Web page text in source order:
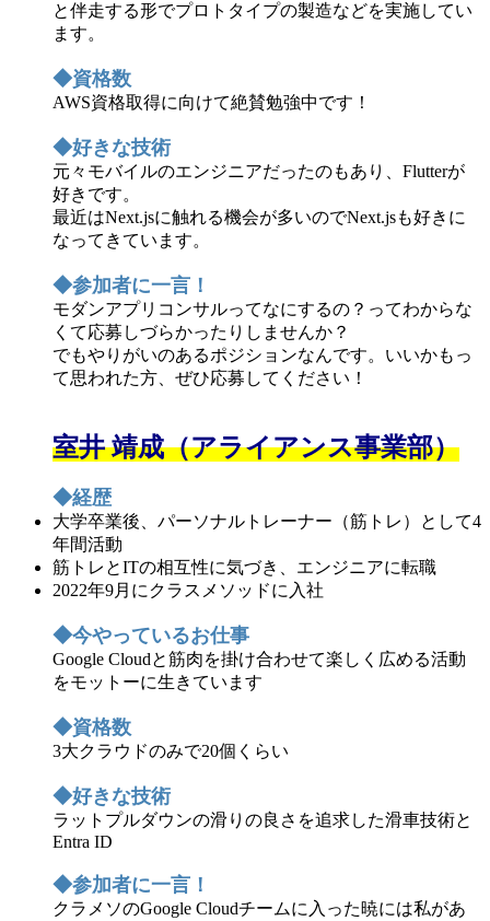
と伴走する形でプロトタイプの製造などを実施してい
ます。
◆資格数
AWS資格取得に向けて絶賛勉強中です！
◆好きな技術
元々モバイルのエンジニアだったのもあり、Flutterが
好きです。
最近はNext.jsに触れる機会が多いのでNext.jsも好きに
なってきています。
◆参加者に一言！
モダンアプリコンサルってなにするの？ってわからな
くて応募しづらかったりしませんか？
でもやりがいのあるポジションなんです。いいかもっ
て思われた方、ぜひ応募してください！
室井 靖成（アライアンス事業部）
◆経歴
大学卒業後、パーソナルトレーナー（筋トレ）として4
年間活動
筋トレとITの相互性に気づき、エンジニアに転職
2022年9月にクラスメソッドに入社
◆今やっているお仕事
Google Cloudと筋肉を掛け合わせて楽しく広める活動
をモットーに生きています
◆資格数
3大クラウドのみで20個くらい
◆好きな技術
ラットプルダウンの滑りの良さを追求した滑車技術と
Entra ID
◆参加者に一言！
クラメソのGoogle Cloudチームに入った暁には私があ